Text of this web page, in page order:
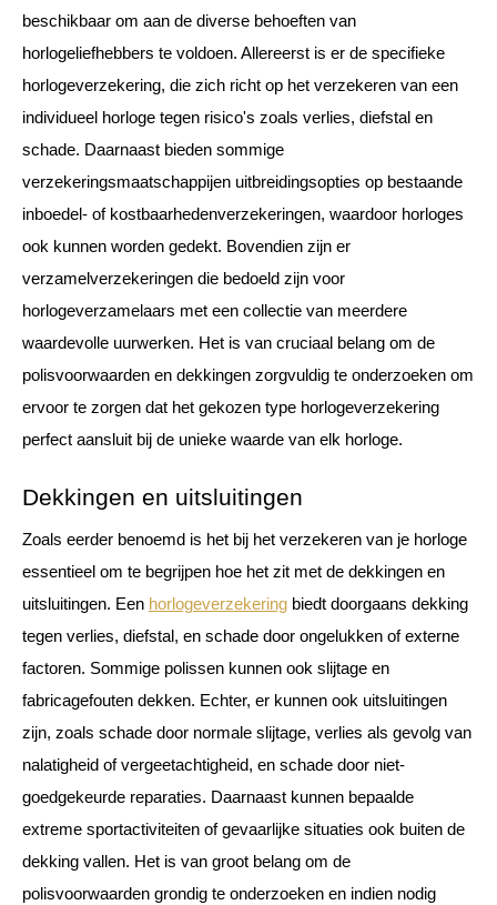
beschikbaar om aan de diverse behoeften van
horlogeliefhebbers te voldoen. Allereerst is er de specifieke
horlogeverzekering, die zich richt op het verzekeren van een
individueel horloge tegen risico's zoals verlies, diefstal en
schade. Daarnaast bieden sommige
verzekeringsmaatschappijen uitbreidingsopties op bestaande
inboedel- of kostbaarhedenverzekeringen, waardoor horloges
ook kunnen worden gedekt. Bovendien zijn er
verzamelverzekeringen die bedoeld zijn voor
horlogeverzamelaars met een collectie van meerdere
waardevolle uurwerken. Het is van cruciaal belang om de
polisvoorwaarden en dekkingen zorgvuldig te onderzoeken om
ervoor te zorgen dat het gekozen type horlogeverzekering
perfect aansluit bij de unieke waarde van elk horloge.
Dekkingen en uitsluitingen
Zoals eerder benoemd is het bij het verzekeren van je horloge
essentieel om te begrijpen hoe het zit met de dekkingen en
uitsluitingen. Een horlogeverzekering biedt doorgaans dekking
tegen verlies, diefstal, en schade door ongelukken of externe
factoren. Sommige polissen kunnen ook slijtage en
fabricagefouten dekken. Echter, er kunnen ook uitsluitingen
zijn, zoals schade door normale slijtage, verlies als gevolg van
nalatigheid of vergeetachtigheid, en schade door niet-
goedgekeurde reparaties. Daarnaast kunnen bepaalde
extreme sportactiviteiten of gevaarlijke situaties ook buiten de
dekking vallen. Het is van groot belang om de
polisvoorwaarden grondig te onderzoeken en indien nodig